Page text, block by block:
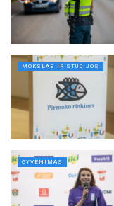
MOKSLAS IR STUDIJOS
GYVENIMAS